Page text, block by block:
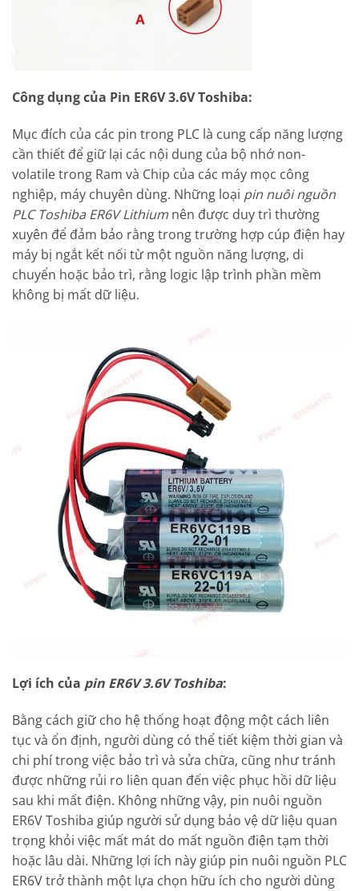
Công dụng của Pin ER6V 3.6V Toshiba:
Mục đích của các pin trong PLC là cung cấp năng lượng
cần thiết để giữ lại các nội dung của bộ nhớ non-
volatile trong Ram và Chip của các máy mọc công
nghiệp, máy chuyên dùng. Những loại pin nuôi nguồn
PLC Toshiba ER6V Lithium nên được duy trì thường
xuyên để đảm bảo rằng trong trường hợp cúp điện hay
máy bị ngắt kết nối từ một nguồn năng lượng, di
chuyển hoặc bảo trì, rằng logic lập trình phần mềm
không bị mất dữ liệu.
Lợi ích của pin ER6V 3.6V Toshiba:
Bằng cách giữ cho hệ thống hoạt động một cách liên
tục và ổn định, người dùng có thể tiết kiệm thời gian và
chi phí trong việc bảo trì và sửa chữa, cũng như tránh
được những rủi ro liên quan đến việc phục hồi dữ liệu
sau khi mất điện. Không những vậy, pin nuôi nguồn
ER6V Toshiba giúp người sử dụng bảo vệ dữ liệu quan
trọng khỏi việc mất mát do mất nguồn điện tạm thời
hoặc lâu dài. Những lợi ích này giúp pin nuôi nguồn PLC
ER6V trở thành một lựa chọn hữu ích cho người dùng